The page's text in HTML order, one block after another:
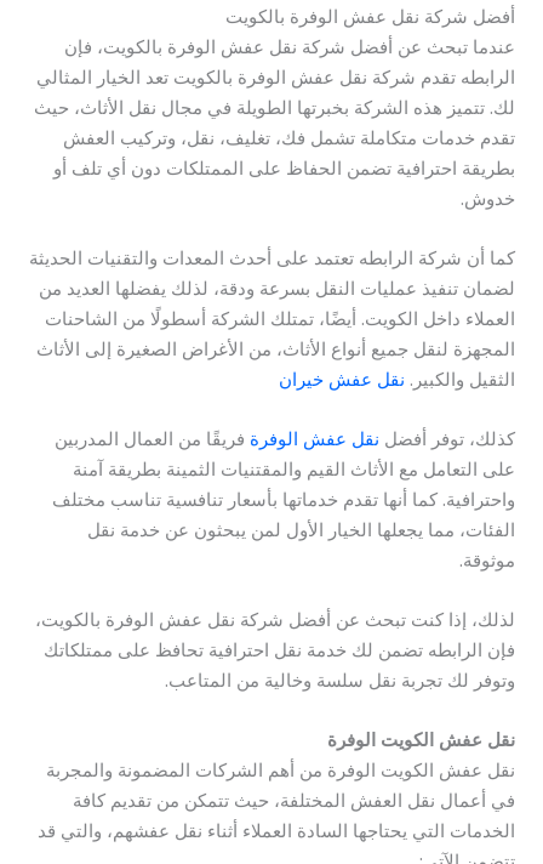
أفضل شركة نقل عفش الوفرة بالكويت
عندما تبحث عن أفضل شركة نقل عفش الوفرة بالكويت، فإن
الرابطه تقدم شركة نقل عفش الوفرة بالكويت تعد الخيار المثالي
لك. تتميز هذه الشركة بخبرتها الطويلة في مجال نقل الأثاث، حيث
تقدم خدمات متكاملة تشمل فك، تغليف، نقل، وتركيب العفش
بطريقة احترافية تضمن الحفاظ على الممتلكات دون أي تلف أو
خدوش.
كما أن شركة الرابطه تعتمد على أحدث المعدات والتقنيات الحديثة
لضمان تنفيذ عمليات النقل بسرعة ودقة، لذلك يفضلها العديد من
العملاء داخل الكويت. أيضًا، تمتلك الشركة أسطولًا من الشاحنات
المجهزة لنقل جميع أنواع الأثاث، من الأغراض الصغيرة إلى الأثاث
الثقيل والكبير. نقل عفش خيران
كذلك، توفر أفضل نقل عفش الوفرة فريقًا من العمال المدربين
على التعامل مع الأثاث القيم والمقتنيات الثمينة بطريقة آمنة
واحترافية. كما أنها تقدم خدماتها بأسعار تنافسية تناسب مختلف
الفئات، مما يجعلها الخيار الأول لمن يبحثون عن خدمة نقل
موثوقة.
لذلك، إذا كنت تبحث عن أفضل شركة نقل عفش الوفرة بالكويت،
فإن الرابطه تضمن لك خدمة نقل احترافية تحافظ على ممتلكاتك
وتوفر لك تجربة نقل سلسة وخالية من المتاعب.
نقل عفش الكويت الوفرة
نقل عفش الكويت الوفرة من أهم الشركات المضمونة والمجربة
في أعمال نقل العفش المختلفة، حيث تتمكن من تقديم كافة
الخدمات التي يحتاجها السادة العملاء أثناء نقل عفشهم، والتي قد